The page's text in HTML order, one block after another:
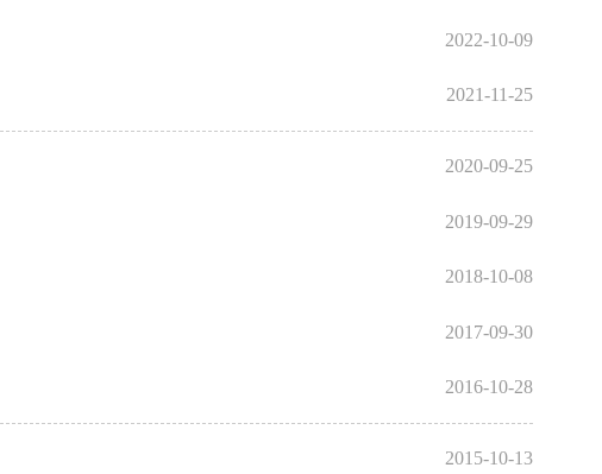
2022-10-09
2021-11-25
2020-09-25
2019-09-29
2018-10-08
2017-09-30
2016-10-28
2015-10-13